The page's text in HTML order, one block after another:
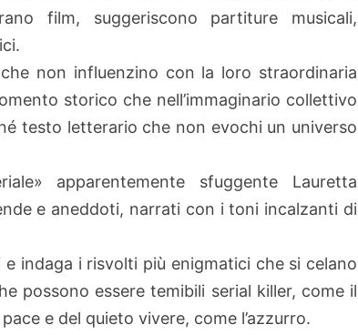
film, suggeriscono partiture musicali,
non influenzino con la loro straordinaria
storico che nell’immaginario collettivo
testo letterario che non evochi un universo
apparentemente sfuggente Lauretta
e aneddoti, narrati con i toni incalzanti di
indaga i risvolti più enigmatici che si celano
possono essere temibili serial killer, come il
e del quieto vivere, come l’azzurro.